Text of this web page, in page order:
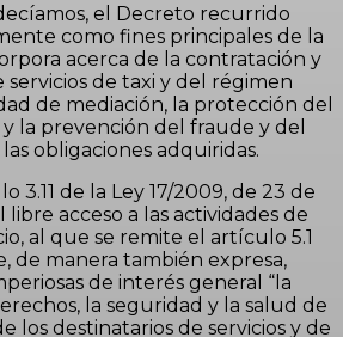
el Decreto recurrido
como fines principales de la
acerca de la contratación y
servicios de taxi y del régimen
de mediación, la protección del
la prevención del fraude y del
obligaciones adquiridas.
3.11 de la Ley 17/2009, de 23 de
acceso a las actividades de
al que se remite el artículo 5.1
de manera también expresa,
de interés general “la
la seguridad y la salud de
los destinatarios de servicios y de